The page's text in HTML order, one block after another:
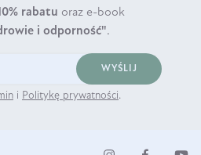
rabatu oraz e-book
i odporność".
WYŚLIJ
i Politykę prywatności.